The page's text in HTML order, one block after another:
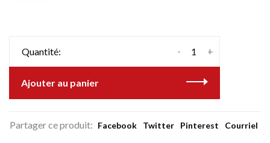
Quantité: +
-
Ajouter au panier
Partager ce produit: Facebook Twitter Pinterest Courriel